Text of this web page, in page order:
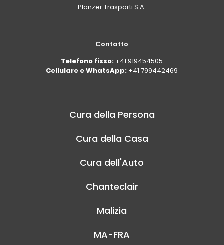
Planzer Trasporti S.A.
Contatto
Telefono fisso: +41 919454505
Cellulare e WhatsApp: +41 799442469
Cura della Persona
Cura della Casa
Cura dell'Auto
Chanteclair
Malizia
MA-FRA